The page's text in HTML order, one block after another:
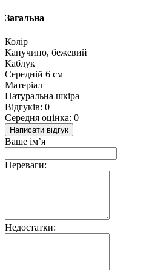
Загальна
Колір
Капучино, бежевий
Каблук
Середній 6 см
Матеріал
Натуральна шкіра
Відгуків: 0
Середня оцінка: 0
Написати відгук
Ваше ім’я
Переваги:
Недостатки: